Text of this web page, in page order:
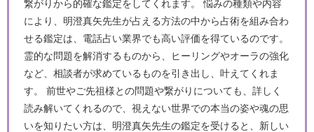
繋がりから的確な鑑定をしてくれます。 悩みの種類や内容
により、明澄真矢先生が占える方法の中から占術を組み合わ
せる鑑定は、電話占い業界でも高い評価を得ているのです。
霊的な問題を解消するものから、ヒーリングやオーラの強化
など、相談者が求めているものを引き出し、叶えてくれま
す。 前世やご先祖様との問題や繋がりについても、詳しく
読み解いてくれるので、視えない世界での本当の姿や魂の思
いを知りたい方は、明澄真矢先生の鑑定を受けると、新しい